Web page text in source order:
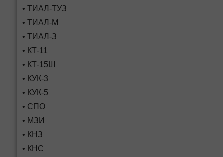
• ТИАЛ-ТУЗ
• ТИАЛ-М
• ТИАЛ-З
• КТ-11
• КТ-15Ш
• КУК-3
• КУК-5
• СПО
• МЗИ
• КНЗ
• КНС